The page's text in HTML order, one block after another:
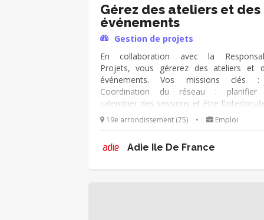
jusqu'à la clôture du projet. - Vous
au développement des adhésions et
ressources (mécènes,
partenariats, etc.) pour pérenniser les
de la Fondation.
Gérez des ateliers et des
événements
Gestion de projets
En collaboration avec la
Projets, vous gérerez des ateliers et
événements. Vos missions clés
Coordination du réseau : planifier
calendrier des sessions et être
privilégié de nos intervenants
bénévoles, partenaires) pour organiser
superviser le volume des inscriptions, veiller
19e arrondissement (75) • Emploi
Adie Ile De France